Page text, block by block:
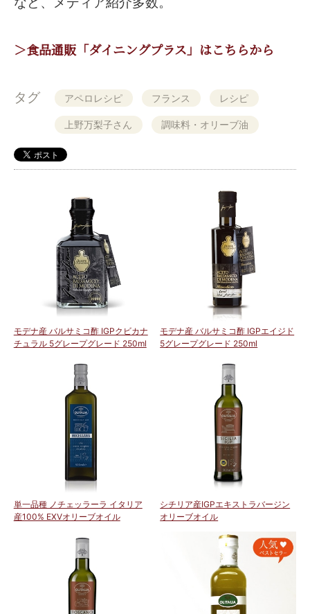
＞食品通販「ダイニングプラス」はこちらから
タグ アペロレシピ フランス レシピ
上野万梨子さん 調味料・オリーブ油
モデナ産 バルサミコ酢 IGPクビカナ
チュラル 5グレープグレード 250ml
モデナ産 バルサミコ酢 IGPエイジド
5グレープグレード 250ml
単一品種 ノチェッラーラ イタリア
産100% EXVオリーブオイル
シチリア産IGPエキストラバージン
オリーブオイル